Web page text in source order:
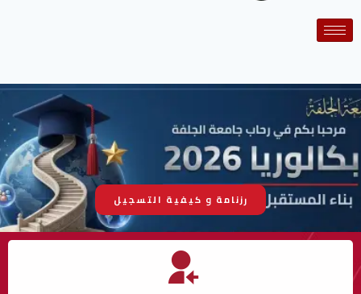
رزنامة و كيفية التسجيل